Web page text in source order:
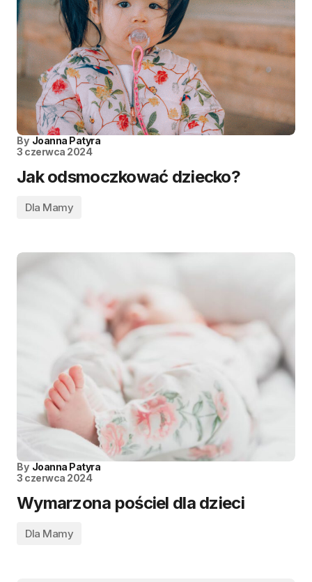
By Joanna Patyra
3 czerwca 2024
Jak odsmoczkować dziecko?
Dla Mamy
By Joanna Patyra
3 czerwca 2024
Wymarzona pościel dla dzieci
Dla Mamy